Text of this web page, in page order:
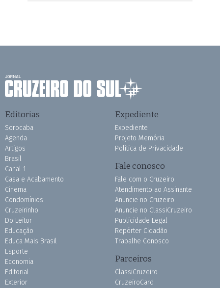
Editorias
Sorocaba
Agenda
Artigos
Brasil
Canal 1
Casa e Acabamento
Cinema
Condomínios
Cruzeirinho
Do Leitor
Educação
Educa Mais Brasil
Esporte
Economia
Editorial
Exterior
Expediente
Expediente
Projeto Memória
Política de Privacidade
Fale conosco
Fale com o Cruzeiro
Atendimento ao Assinante
Anuncie no Cruzeiro
Anuncie no ClassiCruzeiro
Publicidade Legal
Repórter Cidadão
Trabalhe Conosco
Parceiros
ClassiCruzeiro
CruzeiroCard